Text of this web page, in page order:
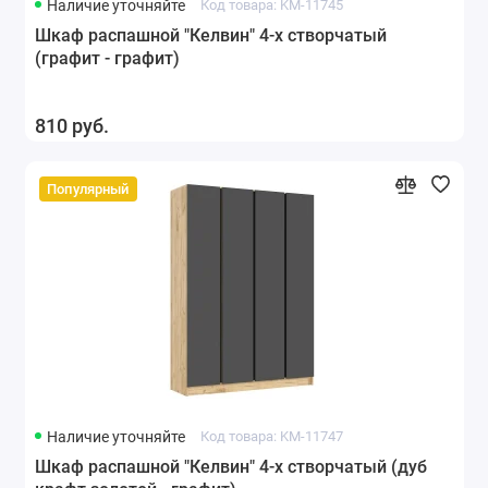
Наличие уточняйте Код товара: KM-11745
Шкаф распашной "Келвин" 4-х створчатый
(графит - графит)
810 руб.
Популярный
Наличие уточняйте Код товара: KM-11747
Шкаф распашной "Келвин" 4-х створчатый (дуб